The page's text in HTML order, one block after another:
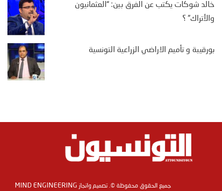
خالد شوكات يكتب عن الفرق بين: “العثمانيون
والأتراك” ؟
بورقيبة و تأميم الاراضي الزراعية التونسية
جميع الحقوق محفوظة ©. تصميم وانجاز MIND ENGINEERING